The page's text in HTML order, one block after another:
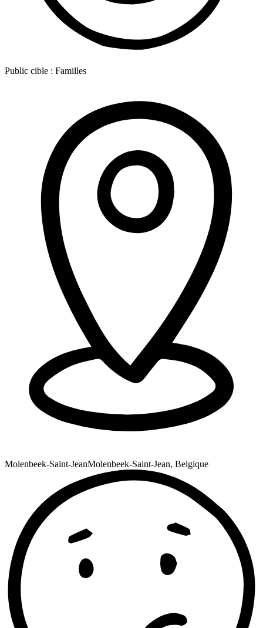
Public cible : Familles
Molenbeek-Saint-JeanMolenbeek-Saint-Jean, Belgique